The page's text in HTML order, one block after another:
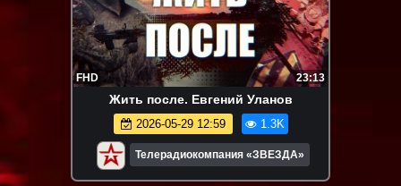
FHD 23:13
Жить после. Евгений Уланов
2026-05-29 12:59 1.3K
Телерадиокомпания «ЗВЕЗДА»